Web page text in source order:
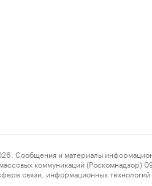
и материалы
коммуникаций
связи, информационных